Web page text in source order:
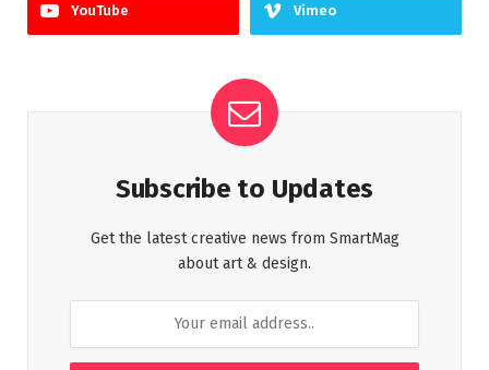
YouTube Vimeo
Subscribe to Updates
Get the latest creative news from SmartMag
about art & design.